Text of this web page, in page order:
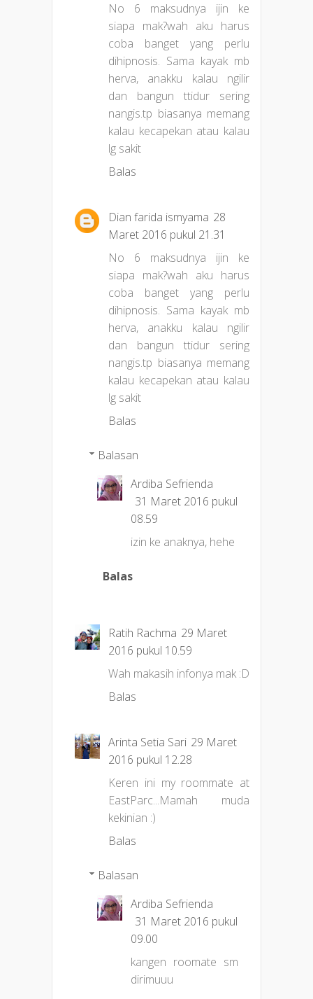
No 6 maksudnya ijin ke
siapa mak?wah aku harus
coba banget yang perlu
dihipnosis. Sama kayak mb
herva, anakku kalau ngilir
dan bangun ttidur sering
nangis.tp biasanya memang
kalau kecapekan atau kalau
lg sakit
Balas
Dian farida ismyama 28
Maret 2016 pukul 21.31
No 6 maksudnya ijin ke
siapa mak?wah aku harus
coba banget yang perlu
dihipnosis. Sama kayak mb
herva, anakku kalau ngilir
dan bangun ttidur sering
nangis.tp biasanya memang
kalau kecapekan atau kalau
lg sakit
Balas
Balasan
Ardiba Sefrienda
31 Maret 2016 pukul
08.59
izin ke anaknya, hehe
Balas
Ratih Rachma 29 Maret
2016 pukul 10.59
Wah makasih infonya mak :D
Balas
Arinta Setia Sari 29 Maret
2016 pukul 12.28
Keren ini my roommate at
EastParc...Mamah muda
kekinian :)
Balas
Balasan
Ardiba Sefrienda
31 Maret 2016 pukul
09.00
kangen roomate sm
dirimuuu